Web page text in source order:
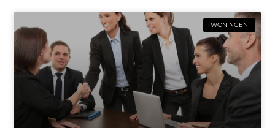
WONINGEN